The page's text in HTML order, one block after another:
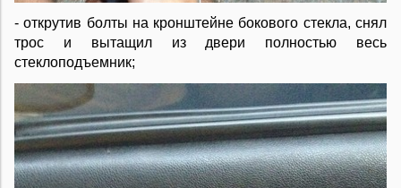
- открутив болты на кронштейне бокового стекла, снял
трос и вытащил из двери полностью весь
стеклоподъемник;